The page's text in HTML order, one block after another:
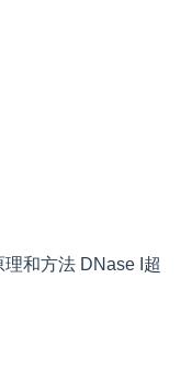
DNase I超